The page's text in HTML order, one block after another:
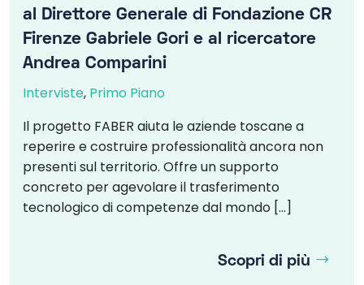
al Direttore Generale di Fondazione CR
Firenze Gabriele Gori e al ricercatore
Andrea Comparini
Interviste, Primo Piano
Il progetto FABER aiuta le aziende toscane a
reperire e costruire professionalità ancora non
presenti sul territorio. Offre un supporto
concreto per agevolare il trasferimento
tecnologico di competenze dal mondo […]
Scopri di più